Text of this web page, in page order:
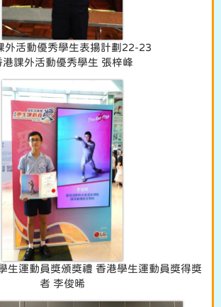
外活動優秀學生表揚計劃22-23
港課外活動優秀學生 張梓峰
生運動員獎頒獎禮 香港學生運動員獎得獎
者 李俊晞